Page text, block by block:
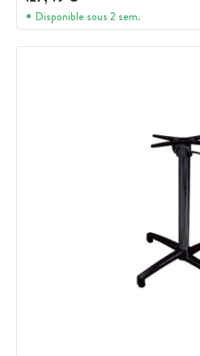
Disponible sous 2 sem.